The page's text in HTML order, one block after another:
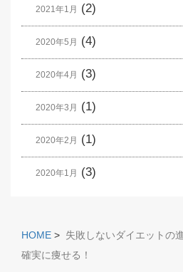
2021年1月 (2)
2020年5月 (4)
2020年4月 (3)
2020年3月 (1)
2020年2月 (1)
2020年1月 (3)
HOME > 失敗しないダイエットの
確実に痩せる！